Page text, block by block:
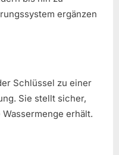
ergänzen
Schlüssel zu einer
Sie stellt sicher,
erhält.